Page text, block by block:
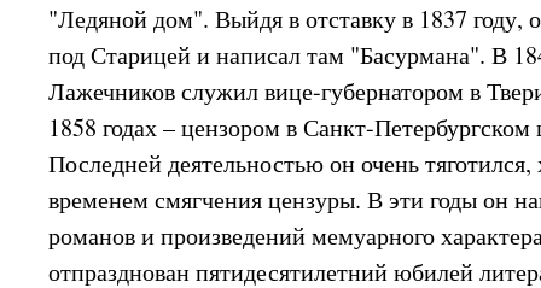
"Ледяной дом". Выйдя в отставку в 1837 году,
под Старицей и написал там "Басурмана". В
Лажечников служил вице-губернатором в
1858 годах – цензором в Санкт-
Последней деятельностью он очень тяготился,
временем смягчения цензуры. В эти годы он
романов и произведений мемуарного
отпразднован пятидесятилетний юбилей